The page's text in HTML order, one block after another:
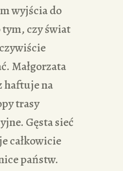
wyjścia do
czy świat
Małgorzata
haftuje na
trasy
Gęsta sieć
całkowicie
państw.